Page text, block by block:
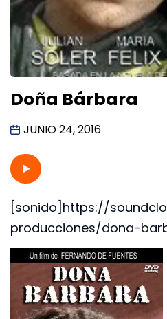
Doña Bárbara
JUNIO 24, 2016
[sonido]https://
producciones/dona-